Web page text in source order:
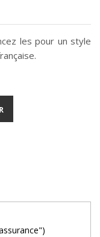
les pour un style